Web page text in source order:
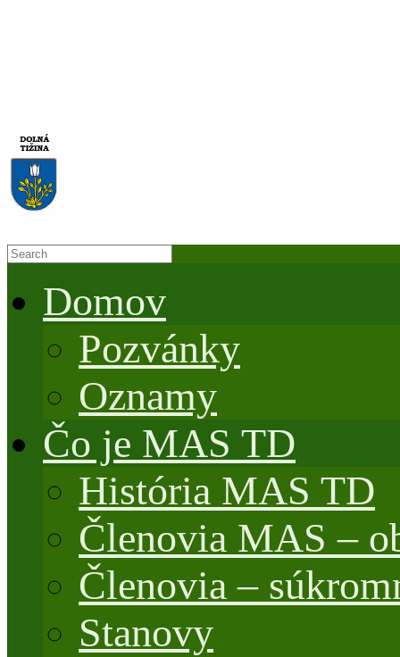
Domov
Pozvánky
Oznamy
Čo je MAS TD
História MAS TD
Členovia MAS –
Členovia –
Stanovy